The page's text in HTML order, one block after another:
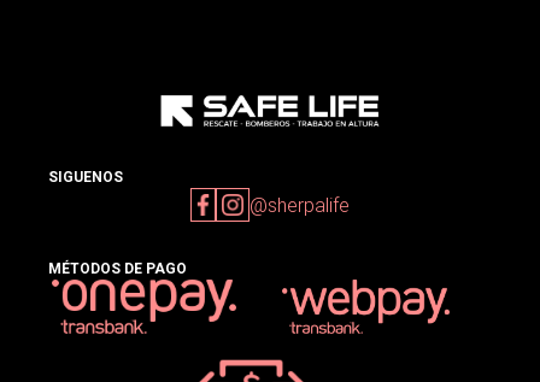
SIGUENOS
@sherpalife
MÉTODOS DE PAGO